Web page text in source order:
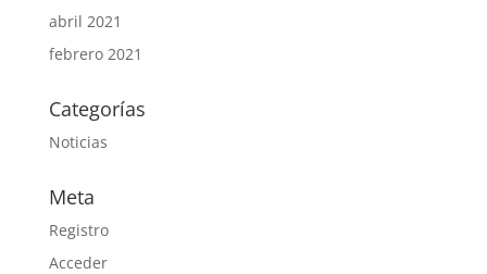
abril 2021
febrero 2021
Categorías
Noticias
Meta
Registro
Acceder